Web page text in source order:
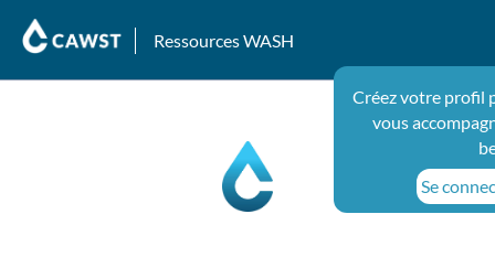
Ressources WASH
Créez votre profil
vous
Se